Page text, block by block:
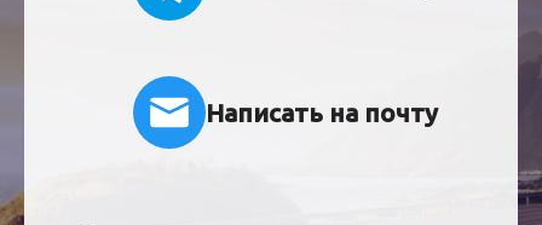
Написать на почту